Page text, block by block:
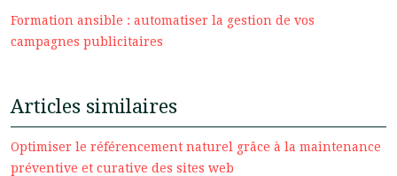
Formation ansible : automatiser la gestion de vos
campagnes publicitaires
Articles similaires
Optimiser le référencement naturel grâce à la maintenance
préventive et curative des sites web